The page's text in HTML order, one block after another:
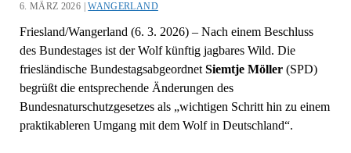
6. MÄRZ 2026 |WANGERLAND
Friesland/Wangerland (6. 3. 2026) – Nach einem Beschluss
des Bundestages ist der Wolf künftig jagbares Wild. Die
friesländische BundestagsabgeordnetSiemtje Möller(SPD)
begrüßt die entsprechende Änderungen des
Bundesnaturschutzgesetzes als „wichtigen Schritt hin zu einem
praktikableren Umgang mit dem Wolf in Deutschland“.